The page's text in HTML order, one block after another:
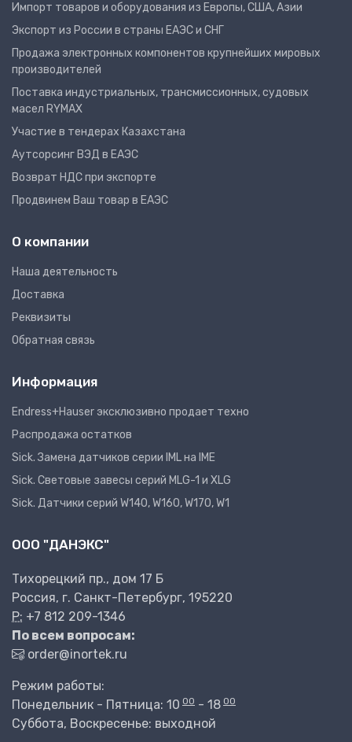
Импорт товаров и оборудования из Европы, США, Азии
Экспорт из России в страны ЕАЭС и СНГ
Продажа электронных компонентов крупнейших мировых
производителей
Поставка индустриальных, трансмиссионных, судовых
масел RYMAX
Участие в тендерах Казахстана
Аутсорсинг ВЭД в ЕАЭС
Возврат НДС при экспорте
Продвинем Ваш товар в ЕАЭС
О компании
Наша деятельность
Доставка
Реквизиты
Обратная связь
Информация
Endress+Hauser эксклюзивно продает техно
Распродажа остатков
Sick. Замена датчиков серии IML на IME
Sick. Световые завесы серий MLG-1 и XLG
Sick. Датчики серий W140, W160, W170, W1
ООО "ДАНЭКС"
Тихорецкий пр., дом 17 Б
Россия, г. Санкт-Петербург, 195220
P: +7 812 209-1346
По всем вопросам:
order@inortek.ru
Режим работы:
Понедельник - Пятница: 10 00 - 18 00
Суббота, Воскресенье: выходной